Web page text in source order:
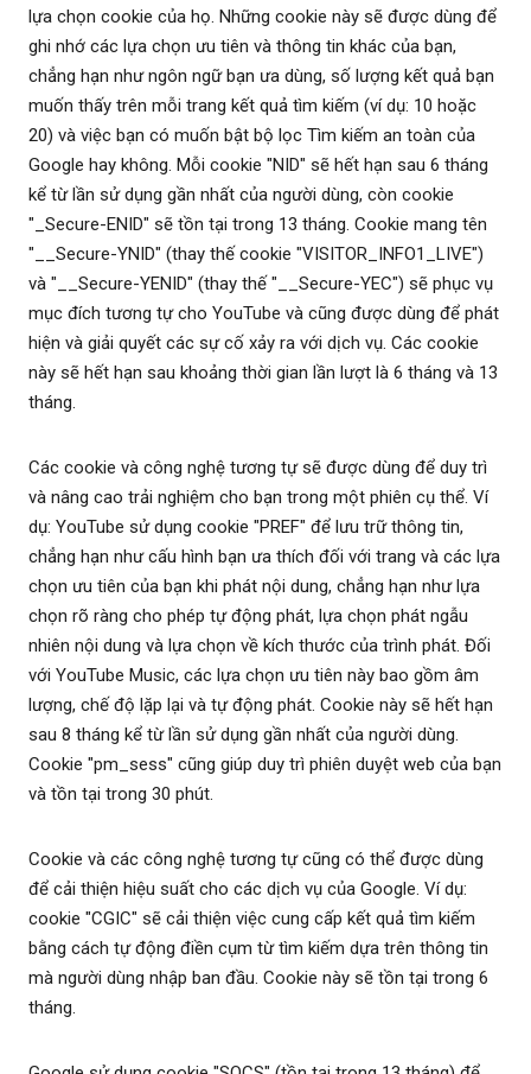
lựa chọn cookie của họ. Những cookie này sẽ được dùng để
ghi nhớ các lựa chọn ưu tiên và thông tin khác của bạn,
chẳng hạn như ngôn ngữ bạn ưa dùng, số lượng kết quả bạn
muốn thấy trên mỗi trang kết quả tìm kiếm (ví dụ: 10 hoặc
20) và việc bạn có muốn bật bộ lọc Tìm kiếm an toàn của
Google hay không. Mỗi cookie "NID" sẽ hết hạn sau 6 tháng
kể từ lần sử dụng gần nhất của người dùng, còn cookie
"_Secure-ENID" sẽ tồn tại trong 13 tháng. Cookie mang tên
"__Secure-YNID" (thay thế cookie "VISITOR_INFO1_LIVE")
và "__Secure-YENID" (thay thế "__Secure-YEC") sẽ phục vụ
mục đích tương tự cho YouTube và cũng được dùng để phát
hiện và giải quyết các sự cố xảy ra với dịch vụ. Các cookie
này sẽ hết hạn sau khoảng thời gian lần lượt là 6 tháng và 13
tháng.
Các cookie và công nghệ tương tự sẽ được dùng để duy trì
và nâng cao trải nghiệm cho bạn trong một phiên cụ thể. Ví
dụ: YouTube sử dụng cookie "PREF" để lưu trữ thông tin,
chẳng hạn như cấu hình bạn ưa thích đối với trang và các lựa
chọn ưu tiên của bạn khi phát nội dung, chẳng hạn như lựa
chọn rõ ràng cho phép tự động phát, lựa chọn phát ngẫu
nhiên nội dung và lựa chọn về kích thước của trình phát. Đối
với YouTube Music, các lựa chọn ưu tiên này bao gồm âm
lượng, chế độ lặp lại và tự động phát. Cookie này sẽ hết hạn
sau 8 tháng kể từ lần sử dụng gần nhất của người dùng.
Cookie "pm_sess" cũng giúp duy trì phiên duyệt web của bạn
và tồn tại trong 30 phút.
Cookie và các công nghệ tương tự cũng có thể được dùng
để cải thiện hiệu suất cho các dịch vụ của Google. Ví dụ:
cookie "CGIC" sẽ cải thiện việc cung cấp kết quả tìm kiếm
bằng cách tự động điền cụm từ tìm kiếm dựa trên thông tin
mà người dùng nhập ban đầu. Cookie này sẽ tồn tại trong 6
tháng.